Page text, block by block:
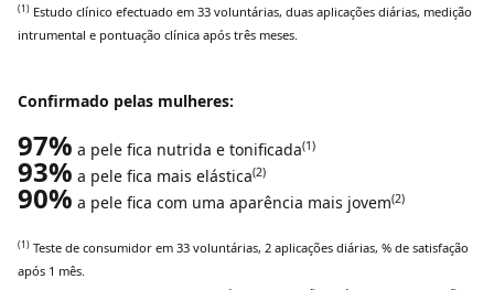
(1) Estudo clínico efectuado em 33 voluntárias, duas aplicações diárias, medição
intrumental e pontuação clínica após três meses.
Confirmado pelas mulheres:
97% a pele fica nutrida e tonificada(1)
93% a pele fica mais elástica(2)
90% a pele fica com uma aparência mais jovem(2)
(1) Teste de consumidor em 33 voluntárias, 2 aplicações diárias, % de satisfação
após 1 mês.